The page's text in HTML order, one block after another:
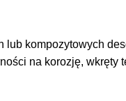
lub kompozytowych
na korozję,